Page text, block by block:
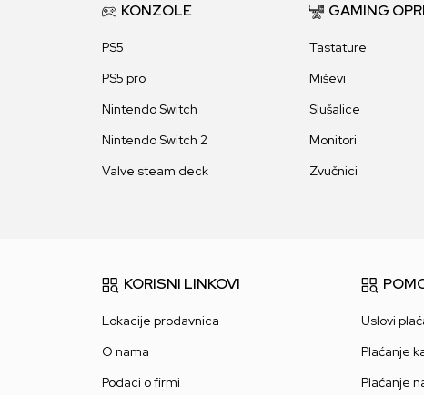
KONZOLE
PS5
PS5 pro
Nintendo Switch
Nintendo Switch 2
Valve steam deck
GAMING
Tastature
Miševi
Slušalice
Monitori
Zvučnici
KORISNI LINKOVI
Lokacije prodavnica
O nama
Podaci o firmi
Uslovi
Plaćanje
Plaćanje